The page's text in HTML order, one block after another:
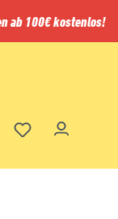
ab 100€ kostenlos!